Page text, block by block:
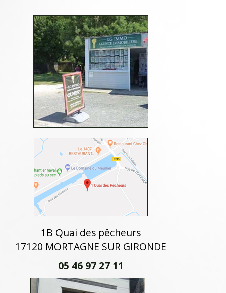
1B Quai des pêcheurs
17120 MORTAGNE SUR GIRONDE
05 46 97 27 11